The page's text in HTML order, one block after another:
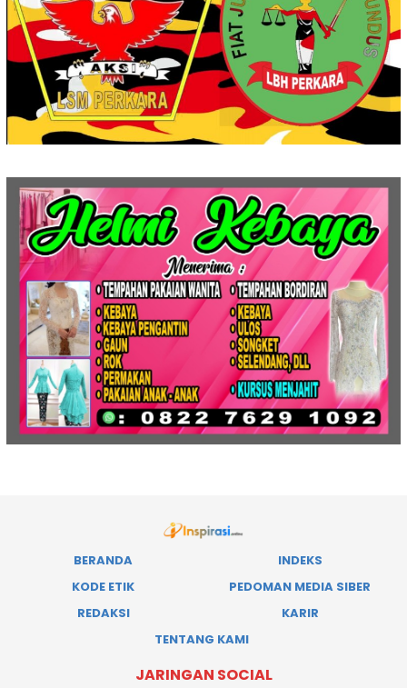
BERANDA
INDEKS
KODE ETIK
PEDOMAN MEDIA SIBER
REDAKSI
KARIR
TENTANG KAMI
JARINGAN SOCIAL